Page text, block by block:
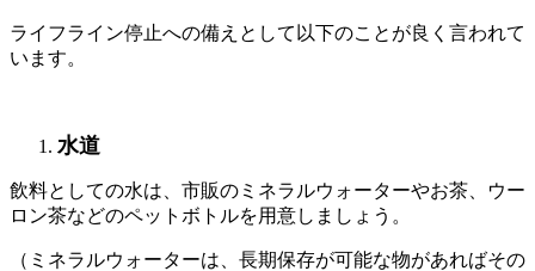
ライフライン停止への備えとして以下のことが良く言われて
います。
水道
飲料としての水は、市販のミネラルウォーターやお茶、ウー
ロン茶などのペットボトルを用意しましょう。
（ミネラルウォーターは、長期保存が可能な物があればその